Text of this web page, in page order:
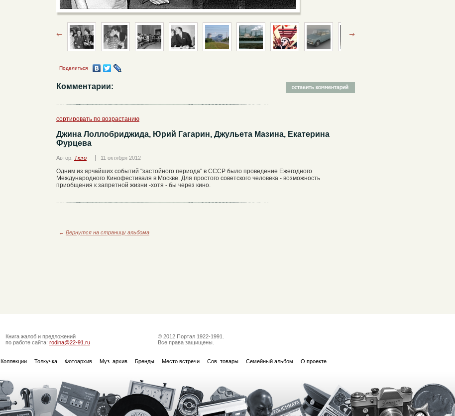
Поделиться
Комментарии:
сортировать по возрастанию
Джина Лоллобриджида, Юрий Гагарин, Джульета Мазина, Екатерина
Фурцева
Автор: Tiero 11 октября 2012
Одним из ярчайших событий "застойного периода" в СССР было проведение Ежегодного
Международного Кинофестиваля в Москве. Для простого советского человека - возможность
приобщения к запретной жизни -хотя - бы через кино.
← Вернутся на страницу альбома
Книга жалоб и предложений
по работе сайта: rodina@22-91.ru
© 2012 Портал 1922-1991.
Все права защищены.
Коллекции Толкучка Фотоархив Муз. архив Бренды Место встречи Сов. товары Семейный альбом О проекте